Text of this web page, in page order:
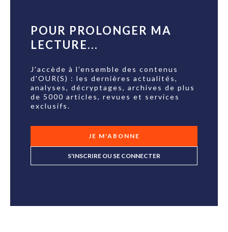
POUR PROLONGER MA
LECTURE...
J'accède à l'ensemble des contenus
d'OUR(S) : les dernières actualités,
analyses, décryptages, archives de plus
de 5000 articles, revues et services
exclusifs.
JE M'ABONNE
S'INSCRIRE OU SE CONNECTER